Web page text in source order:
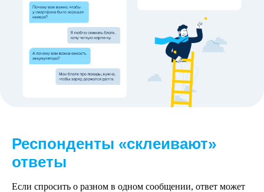
Респонденты «склеивают»
ответы
Если спросить о разном в одном сообщении, ответ может